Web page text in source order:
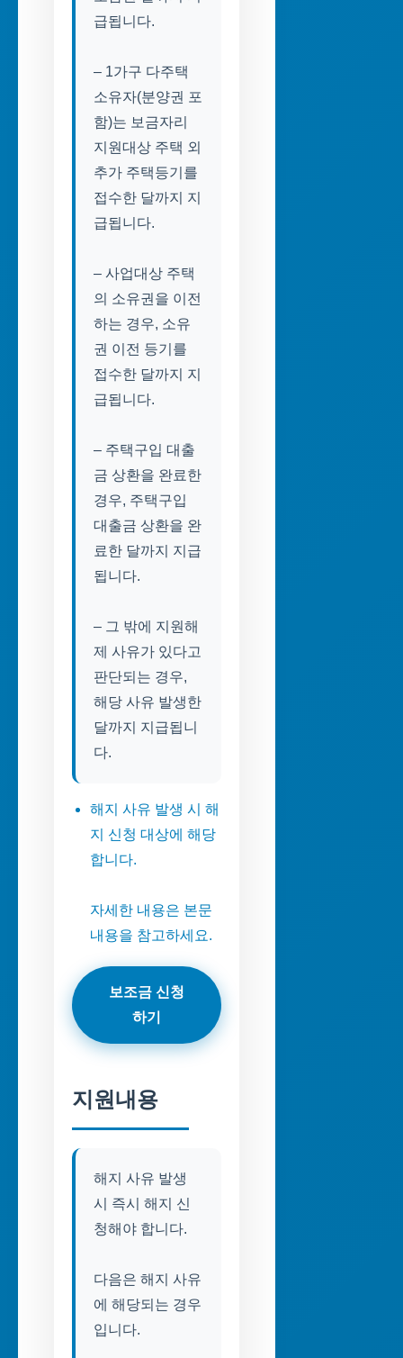
급됩니다.
– 1가구 다주택
소유자(분양권 포
함)는 보금자리
지원대상 주택 외
추가 주택등기를
접수한 달까지 지
급됩니다.
– 사업대상 주택
의 소유권을 이전
하는 경우, 소유
권 이전 등기를
접수한 달까지 지
급됩니다.
– 주택구입 대출
금 상환을 완료한
경우, 주택구입
대출금 상환을 완
료한 달까지 지급
됩니다.
– 그 밖에 지원해
제 사유가 있다고
판단되는 경우,
해당 사유 발생한
달까지 지급됩니
다.
해지 사유 발생 시 해
지 신청 대상에 해당
합니다.
자세한 내용은 본문
내용을 참고하세요.
보조금 신청
하기
지원내용
해지 사유 발생
시 즉시 해지 신
청해야 합니다.
다음은 해지 사유
에 해당되는 경우
입니다.